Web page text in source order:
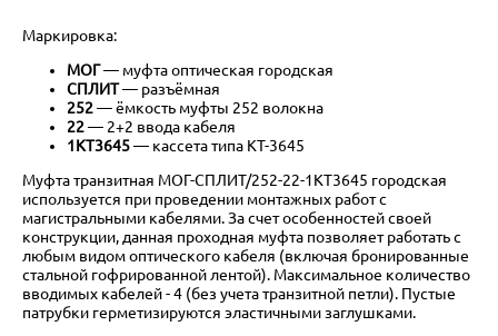
Маркировка:
МОГ— муфта оптическая городская
СПЛИТ— разъёмная
252— ёмкость муфты 252 волокна
22— 2+2 ввода кабеля
1КТ3645— кассета типа КТ-3645
Муфта транзитная МОГ-СПЛИТ/252-22-1КТ3645 городская
используется при проведении монтажных работ с
магистральными кабелями. За счет особенностей своей
конструкции, данная проходная муфта позволяет работать с
любым видом оптического кабеля (включая бронированные
стальной гофрированной лентой). Максимальное количество
вводимых кабелей - 4 (без учета транзитной петли). Пустые
патрубки герметизируются эластичными заглушками.